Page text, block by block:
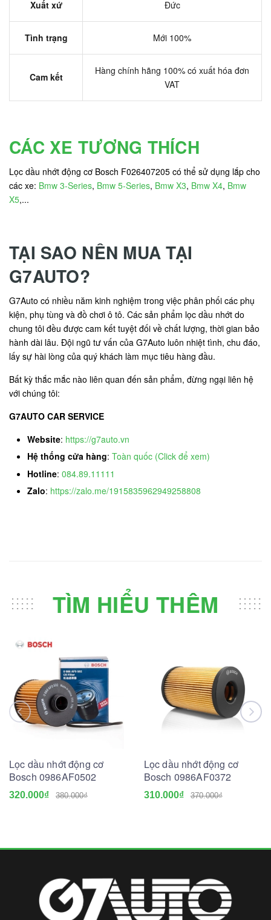
Xuất xứ Đức
Tình trạng Mới 100%
Cam kết
Hàng chính hãng 100% có xuất hóa đơn
VAT
CÁC XE TƯƠNG THÍCH
Lọc dầu nhớt động cơ Bosch F026407205 có thể sử dụng lắp cho
các xe: Bmw 3-Series, Bmw 5-Series, Bmw X3, Bmw X4, Bmw
X5,...
TẠI SAO NÊN MUA TẠI
G7AUTO?
G7Auto có nhiều năm kinh nghiệm trong việc phân phối các phụ
kiện, phụ tùng và đồ chơi ô tô. Các sản phẩm lọc dầu nhớt do
chung tôi đều được cam kết tuyệt đối về chất lượng, thời gian bảo
hành dài lâu. Đội ngũ tư vấn của G7Auto luôn nhiệt tình, chu đáo,
lấy sự hài lòng của quý khách làm mục tiêu hàng đầu.
Bất kỳ thắc mắc nào liên quan đến sản phẩm, đừng ngại liên hệ
với chúng tôi:
G7AUTO CAR SERVICE
Website: https://g7auto.vn
Hệ thống cửa hàng: Toàn quốc (Click để xem)
Hotline: 084.89.11111
Zalo: https://zalo.me/1915835962949258808
TÌM HIỂU THÊM
Lọc dầu nhớt động cơ
Bosch 0986AF0502
320.000₫ 380.000₫
Lọc dầu nhớt động cơ
Bosch 0986AF0372
310.000₫ 370.000₫